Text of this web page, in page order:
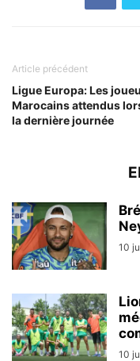
Article précédent
Ligue Europa: Les
Marocains attendus
la dernière journée
10
10